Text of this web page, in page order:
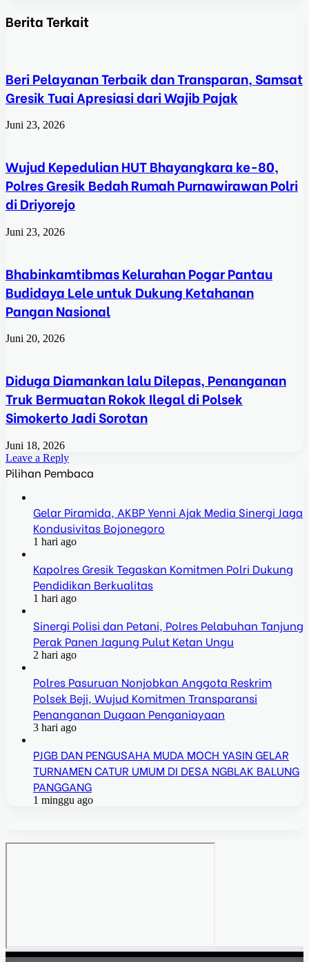
Berita Terkait
Beri Pelayanan Terbaik dan Transparan, Samsat
Gresik Tuai Apresiasi dari Wajib Pajak
Juni 23, 2026
Wujud Kepedulian HUT Bhayangkara ke-80,
Polres Gresik Bedah Rumah Purnawirawan Polri
di Driyorejo
Juni 23, 2026
Bhabinkamtibmas Kelurahan Pogar Pantau
Budidaya Lele untuk Dukung Ketahanan
Pangan Nasional
Juni 20, 2026
Diduga Diamankan lalu Dilepas, Penanganan
Truk Bermuatan Rokok Ilegal di Polsek
Simokerto Jadi Sorotan
Juni 18, 2026
Leave a Reply
Pilihan Pembaca
Gelar Piramida, AKBP Yenni Ajak Media Sinergi Jaga
Kondusivitas Bojonegoro
1 hari ago
Kapolres Gresik Tegaskan Komitmen Polri Dukung
Pendidikan Berkualitas
1 hari ago
Sinergi Polisi dan Petani, Polres Pelabuhan Tanjung
Perak Panen Jagung Pulut Ketan Ungu
2 hari ago
Polres Pasuruan Nonjobkan Anggota Reskrim
Polsek Beji, Wujud Komitmen Transparansi
Penanganan Dugaan Penganiayaan
3 hari ago
PJGB DAN PENGUSAHA MUDA MOCH YASIN GELAR
TURNAMEN CATUR UMUM DI DESA NGBLAK BALUNG
PANGGANG
1 minggu ago